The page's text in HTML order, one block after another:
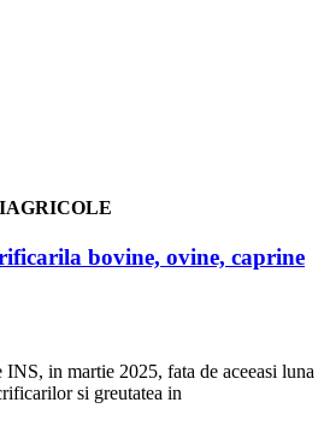
bovine, ovine, caprine
in martie 2025, fata de aceeasi luna
si greutatea in